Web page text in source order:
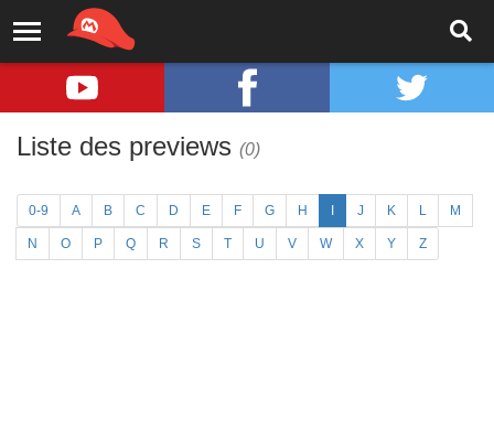
Liste des previews (0)
0-9 A B C D E F G H J K L M
N O P Q R S T U V W X Y Z